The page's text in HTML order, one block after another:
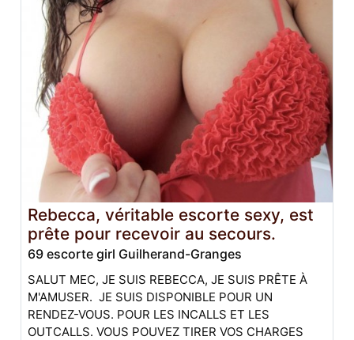
Rebecca, véritable escorte sexy, est
prête pour recevoir au secours.
69 escorte girl Guilherand-Granges
SALUT MEC, JE SUIS REBECCA, JE SUIS PRÊTE À
M'AMUSER. JE SUIS DISPONIBLE POUR UN
RENDEZ-VOUS. POUR LES INCALLS ET LES
OUTCALLS. VOUS POUVEZ TIRER VOS CHARGES